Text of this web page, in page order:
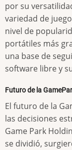
por su
variedad de
nivel de
portátiles más
una base de
software libre y
Futuro de la
El futuro de la
las decisiones
Game Park
se dividió,